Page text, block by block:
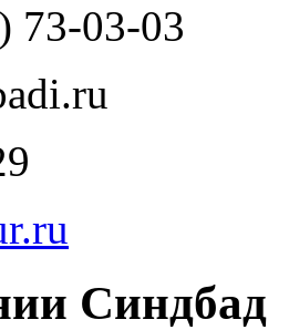
73-03-03
Синдбад